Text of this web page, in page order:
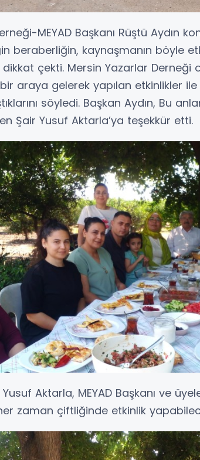
MEYAD Başkanı Rüştü Aydın
beraberliğin, kaynaşmanın böyle
çekti. Mersin Yazarlar Derneği
bir araya gelerek yapılan etkinlikler ile
söyledi. Başkan Aydın, Bu
Şair Yusuf Aktarla’ya teşekkür etti.
Aktarla, MEYAD Başkanı ve
zaman çiftliğinde etkinlik